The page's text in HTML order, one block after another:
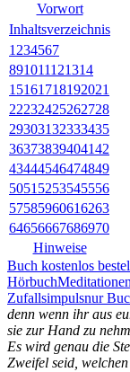
Vorwort
Inhaltsverzeichnis
1 234567
891011121314
15161718192021
22232425262728
29303132333435
36373839404142
43444546474849
5051 5253545556
57585960616263
64656667686970
Hinweise
Buch kostenlos
HörbuchMeditationen
Zufallsimpulsnur
denn wenn ihr aus
sie zur Hand zu
Es wird genau die
Zweifel seid,